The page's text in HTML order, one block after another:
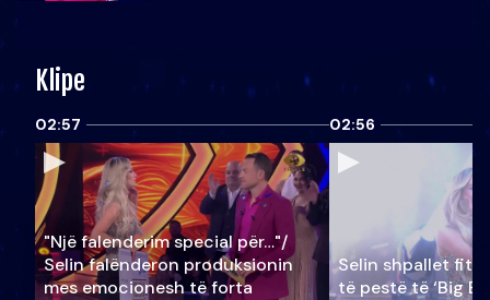
Klipe
02:57
"Një falenderim special për…"/
Selin falënderon produksionin
mes emocionesh të forta
02:56
Selin shpallet
të pestë të ‘Big